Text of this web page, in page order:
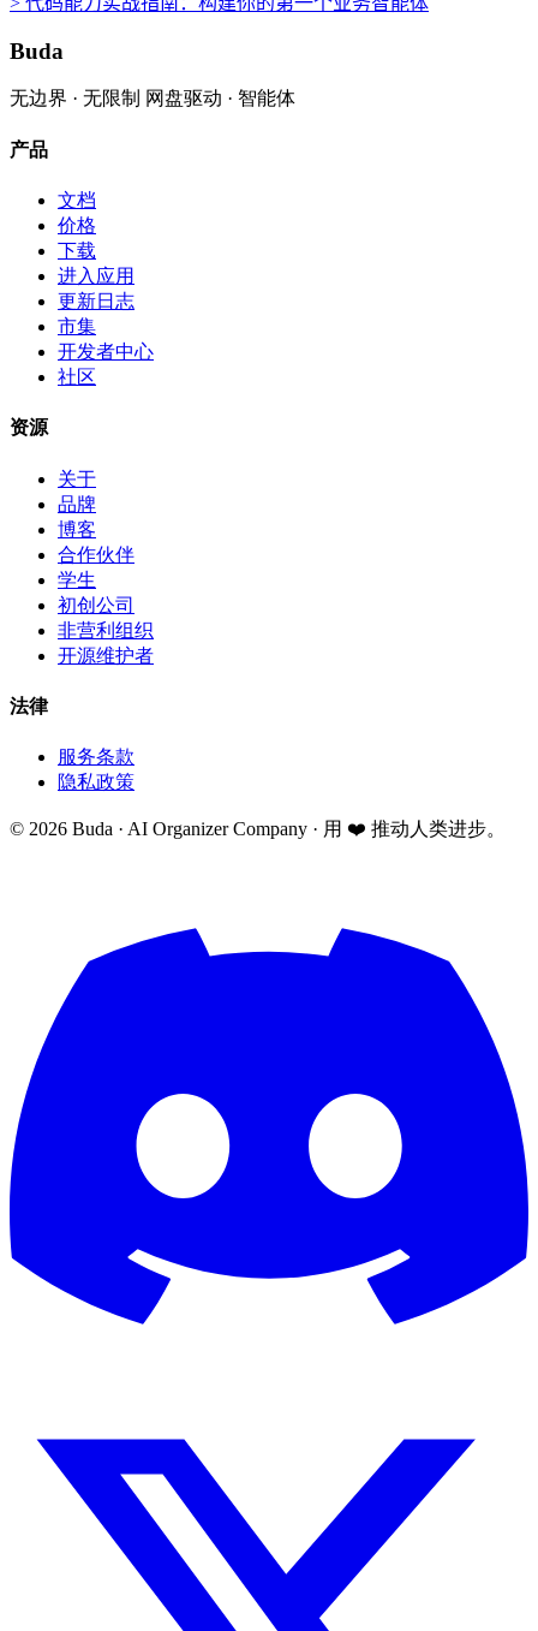
Buda
无边界 · 无限制 网盘驱动 · 智能体
产品
文档
价格
下载
进入应用
更新日志
市集
开发者中心
社区
资源
关于
品牌
博客
合作伙伴
学生
初创公司
非营利组织
开源维护者
法律
服务条款
隐私政策
© 2026 Buda · AI Organizer Company · 用 ❤️ 推动人类进步。